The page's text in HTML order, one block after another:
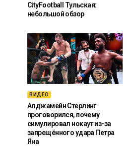
CityFootball Тульская:
небольшой обзор
ВИДЕО
Алджамейн Стерлинг
проговорился, почему
симулировал нокаут из-за
запрещённого удара Петра
Яна